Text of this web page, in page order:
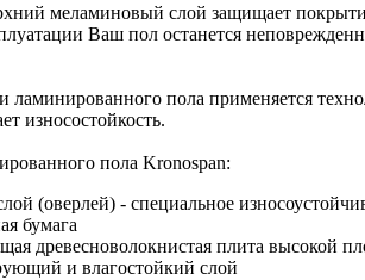
меламиновый слой защищает
Ваш пол останется
ламинированного пола применяется
износостойкость.
пола Kronospan:
(оверлей) - специальное
бумага
древесноволокнистая плита высокой
и влагостойкий слой